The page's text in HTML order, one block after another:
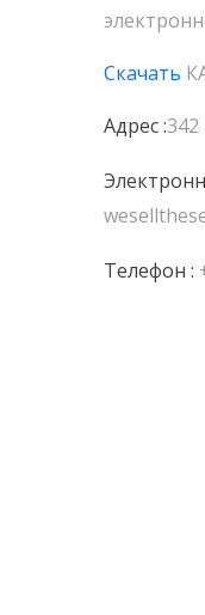
Скачать
Адрес :342
Телефон :